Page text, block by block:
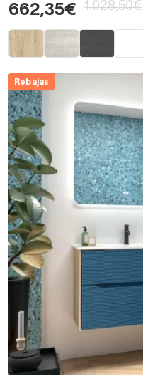
662,35€ 1.028,50€
Rebajas